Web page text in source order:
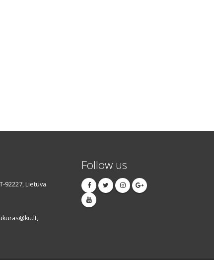
92227, Lietuva
Follow us